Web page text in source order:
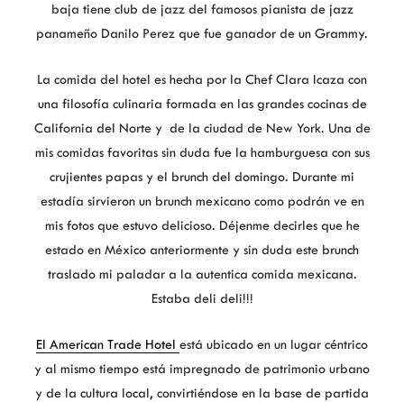
baja tiene club de jazz del famosos pianista de jazz
panameño Danilo Perez que fue ganador de un Grammy.
La comida del hotel es hecha por la Chef Clara Icaza con
una filosofía culinaria formada en las grandes cocinas de
California del Norte y de la ciudad de New York. Una de
mis comidas favoritas sin duda fue la hamburguesa con sus
crujientes papas y el brunch del domingo. Durante mi
estadía sirvieron un brunch mexicano como podrán ve en
mis fotos que estuvo delicioso. Déjenme decirles que he
estado en México anteriormente y sin duda este brunch
traslado mi paladar a la autentica comida mexicana.
Estaba deli deli!!!
El American Trade Hotel está ubicado en un lugar céntrico
y al mismo tiempo está impregnado de patrimonio urbano
y de la cultura local, convirtiéndose en la base de partida